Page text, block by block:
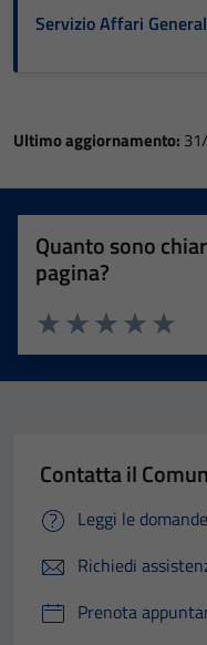
Servizio Affari
Ultimo aggiornamento:
Quanto sono
pagina?
Valuta
Valuta 4
Valuta 3 stelle
Valuta 2 stelle su 5
Valuta 1 stelle su 5
Contatta il
Leggi le
Richiedi
Prenota